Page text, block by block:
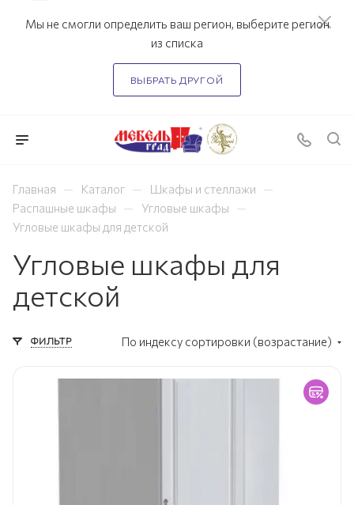
Мы не смогли определить ваш регион, выберите регион
из списка
ВЫБРАТЬ ДРУГОЙ
Главная — Каталог — Шкафы и стеллажи —
Распашные шкафы — Угловые шкафы —
Угловые шкафы для детской
Угловые шкафы для
детской
ФИЛЬТР По индексу сортировки (возрастание)